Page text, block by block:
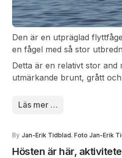
Den är en utpräglad
en fågel med så stor
Detta är en relativt stor and
utmärkande brunt, grått
kvackar som en gräsand.
Läs mer …
By Jan-Erik Tidblad. Foto Jan-Erik
Hösten är här,